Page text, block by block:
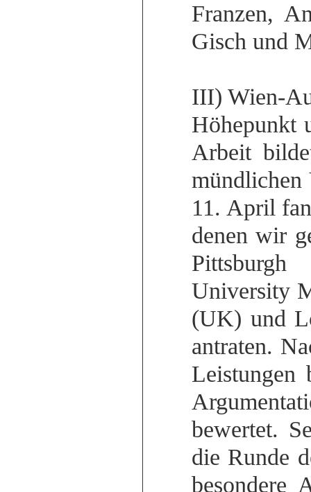
Franzen,
Gisch und
III) Wien-
Höhepunkt
Arbeit
mündlichen
11. April
denen wir
University
(UK) und
antraten.
Leistungen
bewertet.
die Runde
besondere